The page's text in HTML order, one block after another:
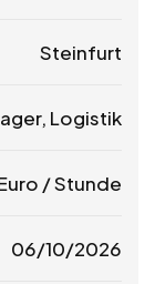
Steinfurt
Logistik
/ Stunde
06/10/2026